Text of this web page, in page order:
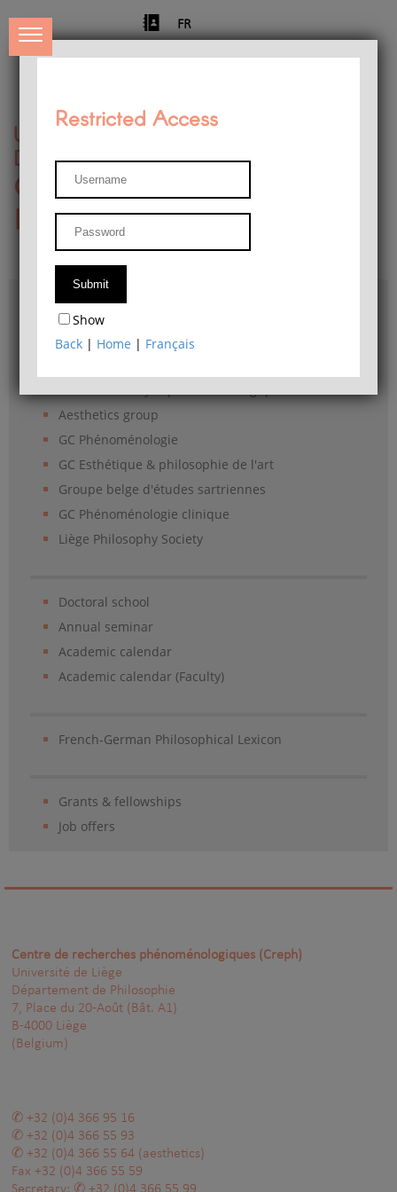
FR
University of Liège
Départment of Philosophy
Center for Phenomenological
Research
Access & maps
Philosophy Department Library
Aesthetics group
GC Phénoménologie
GC Esthétique & philosophie de l'art
Groupe belge d'études sartriennes
GC Phénoménologie clinique
Liège Philosophy Society
Doctoral school
Annual seminar
Academic calendar
Academic calendar (Faculty)
French-German Philosophical Lexicon
Grants & fellowships
Job offers
Restricted Access
Show
Back | Home | Français
Centre de recherches phénoménologiques (Creph)
Université de Liège
Département de Philosophie
7, Place du 20-Août (Bât. A1)
B-4000 Liège
(Belgium)
+32 (0)4 366 95 16
+32 (0)4 366 55 93
+32 (0)4 366 55 64 (aesthetics)
Fax +32 (0)4 366 55 59